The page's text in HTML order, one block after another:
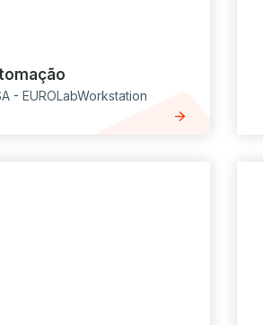
- EUROLabWorkstation
arrow_forward